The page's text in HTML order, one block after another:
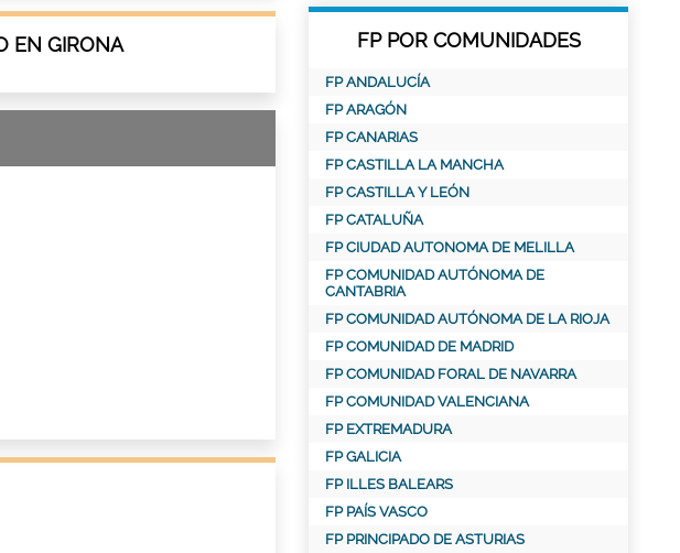
EN GIRONA FP POR COMUNIDADES
FP ANDALUCÍA
FP ARAGÓN
FP CANARIAS
FP CASTILLA LA MANCHA
FP CASTILLA Y LEÓN
FP CATALUÑA
FP CIUDAD AUTONOMA DE MELILLA
FP COMUNIDAD AUTÓNOMA DE
CANTABRIA
FP COMUNIDAD AUTÓNOMA DE LA RIOJA
FP COMUNIDAD DE MADRID
FP COMUNIDAD FORAL DE NAVARRA
FP COMUNIDAD VALENCIANA
FP EXTREMADURA
FP GALICIA
FP ILLES BALEARS
FP PAÍS VASCO
FP PRINCIPADO DE ASTURIAS